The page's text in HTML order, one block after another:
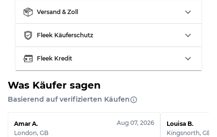
Aufteilung für gemischte Ratios
Note BC
60% B, 40% C
Note ABC
30% A, 40% B, 30% C
Versand & Zoll
Fleek Käuferschutz
Fleek Kredit
Was Käufer sagen
Basierend auf verifizierten Käufen
Amar A.
London, GB
Aug 07, 2026
Louisa B.
Kingsnorth, GB